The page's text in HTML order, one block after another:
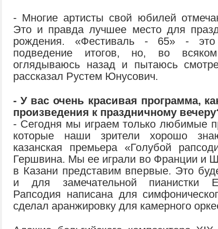
- Многие артисты свой юбилей
Это и правда лучшее место для
рождения. «Фестиваль - 65» -
подведение итогов, но, во
оглядываюсь назад и пытаюсь
рассказал Рустем Юнусович.
- У вас очень красивая программа,
произведения к праздничному
- Сегодня мы играем только любимые
которые наши зрители хорошо
казанская премьера «Голубой
Гершвина. Мы ее играли во Франции и
в Казани представим впервые. Это
и для замечательной пианистки
Рапсодия написана для
сделал аранжировку для камерного